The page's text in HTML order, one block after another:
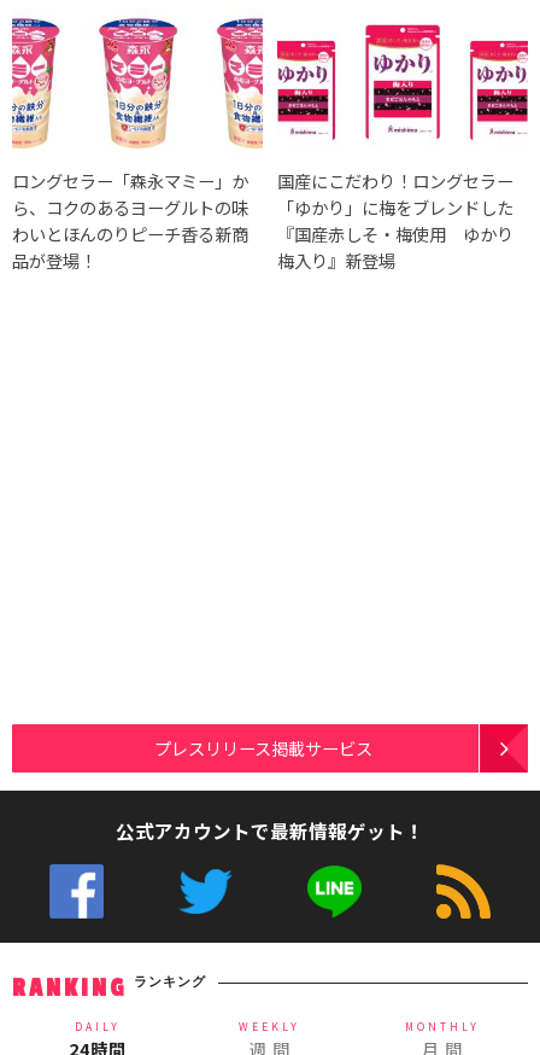
ロングセラー「森永マミー」か
ら、コクのあるヨーグルトの味
わいとほんのりピーチ香る新商
品が登場！
国産にこだわり！ロングセラー
「ゆかり」に梅をブレンドした
『国産赤しそ・梅使用 ゆかり
梅入り』新登場
プレスリリース掲載サービス
公式アカウントで最新情報ゲット！
RANKING ランキング
DAILY
24時間
WEEKLY
週 間
MONTHLY
月 間